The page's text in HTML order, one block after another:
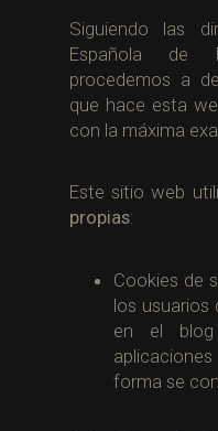
Siguiendo las
Española de
procedemos a
que hace esta
con la máxima
Este sitio web
propias:
Cookies de
los usuarios
en el
forma se